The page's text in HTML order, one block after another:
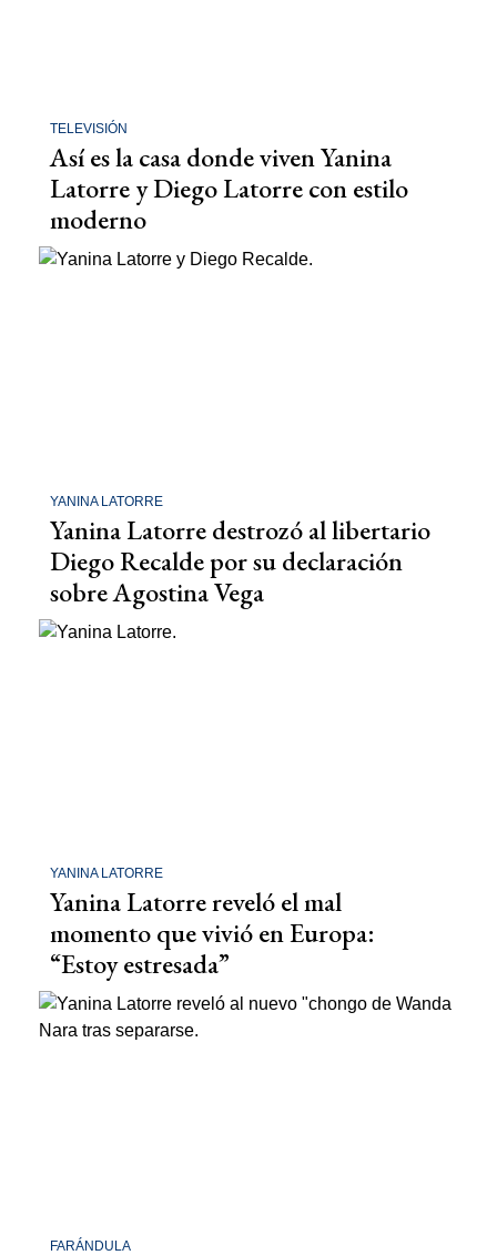
TELEVISIÓN
Así es la casa donde viven Yanina
Latorre y Diego Latorre con estilo
moderno
YANINA LATORRE
Yanina Latorre destrozó al libertario
Diego Recalde por su declaración
sobre Agostina Vega
YANINA LATORRE
Yanina Latorre reveló el mal
momento que vivió en Europa:
“Estoy estresada”
FARÁNDULA